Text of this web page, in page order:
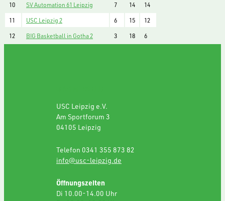
10
SV Automation 61 Leipzig 7 14
14
11
USC Leipzig 2 6 15
12
12
BIG Basketball in Gotha 2 3 18 6
USC Leipzig e.V.
Am Sportforum 3
04105 Leipzig
Telefon 0341 355 873 82
info@usc-leipzig.de
Öffnungszeiten
Di 10.00-14.00 Uhr